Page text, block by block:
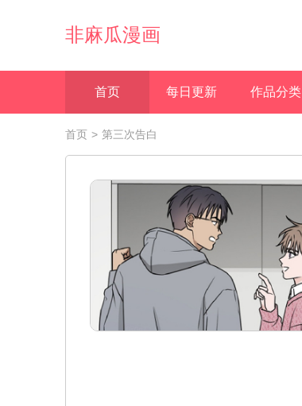
非麻瓜漫画
首页 每日更新 作品分类
首页 > 第三次告白